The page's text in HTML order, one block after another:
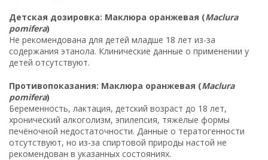
Детская дозировка: Маклюра оранжевая (Maclura
pomifera)
Не рекомендована для детей младше 18 лет из-за
содержания этанола. Клинические данные о применении у
детей отсутствуют.
Противопоказания: Маклюра оранжевая (Maclura
pomifera)
Беременность, лактация, детский возраст до 18 лет,
хронический алкоголизм, эпилепсия, тяжёлые формы
печёночной недостаточности. Данные о тератогенности
отсутствуют, но из-за спиртовой природы настой не
рекомендован в указанных состояниях.